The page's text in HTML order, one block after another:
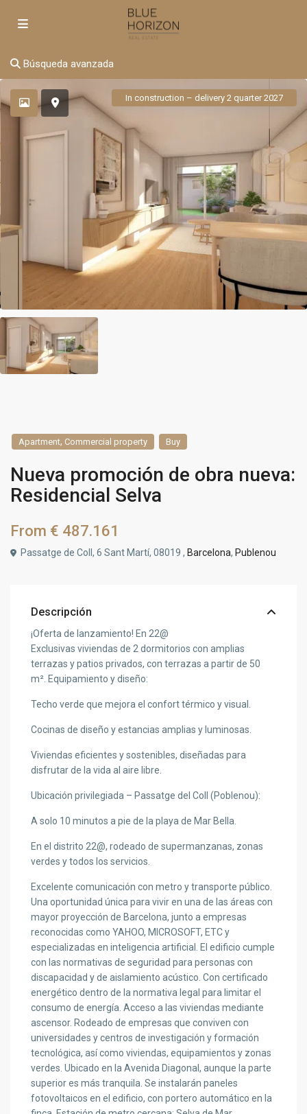
Búsqueda avanzada
In construction – delivery 2 quarter 2027
Apartment, Commercial property Buy
Nueva promoción de obra nueva:
Residencial Selva
From € 487.161
Passatge de Coll, 6 Sant Martí, 08019 , Barcelona, Publenou
Descripción
¡Oferta de lanzamiento! En 22@
Exclusivas viviendas de 2 dormitorios con amplias
terrazas y patios privados, con terrazas a partir de 50
m². Equipamiento y diseño:
Techo verde que mejora el confort térmico y visual.
Cocinas de diseño y estancias amplias y luminosas.
Viviendas eficientes y sostenibles, diseñadas para
disfrutar de la vida al aire libre.
Ubicación privilegiada – Passatge del Coll (Poblenou):
A solo 10 minutos a pie de la playa de Mar Bella.
En el distrito 22@, rodeado de supermanzanas, zonas
verdes y todos los servicios.
Excelente comunicación con metro y transporte público.
Una oportunidad única para vivir en una de las áreas con
mayor proyección de Barcelona, junto a empresas
reconocidas como YAHOO, MICROSOFT, ETC y
especializadas en inteligencia artificial. El edificio cumple
con las normativas de seguridad para personas con
discapacidad y de aislamiento acústico. Con certificado
energético dentro de la normativa legal para limitar el
consumo de energía. Acceso a las viviendas mediante
ascensor. Rodeado de empresas que conviven con
universidades y centros de investigación y formación
tecnológica, así como viviendas, equipamientos y zonas
verdes. Ubicado en la Avenida Diagonal, aunque la parte
superior es más tranquila. Se instalarán paneles
fotovoltaicos en el edificio, con portero automático en la